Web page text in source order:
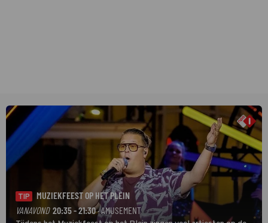
TIP
MUZIEKFEEST OP HET PLEIN
VANAVOND 20:35 - 21:30· AMUSEMENT